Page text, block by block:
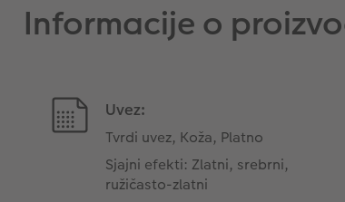
Informacije o
Uvez:
Tvrdi uvez, Koža, Platno
Sjajni efekti: Zlatni, srebrni,
ružičasto-zlatni